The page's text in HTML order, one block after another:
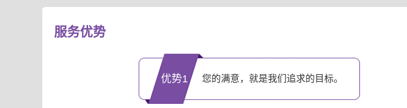
服务优势
优势1 您的满意，就是我们追求的目标。